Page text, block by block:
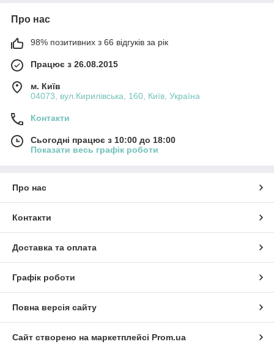
Про нас
98% позитивних з 66 відгуків за рік
Працює з 26.08.2015
м. Київ
04073, вул.Кирилівська, 160, Київ, Україна
Контакти
Сьогодні працює з 10:00 до 18:00
Показати весь графік роботи
Про нас
Контакти
Доставка та оплата
Графік роботи
Повна версія сайту
Сайт створено на маркетплейсі Prom.ua